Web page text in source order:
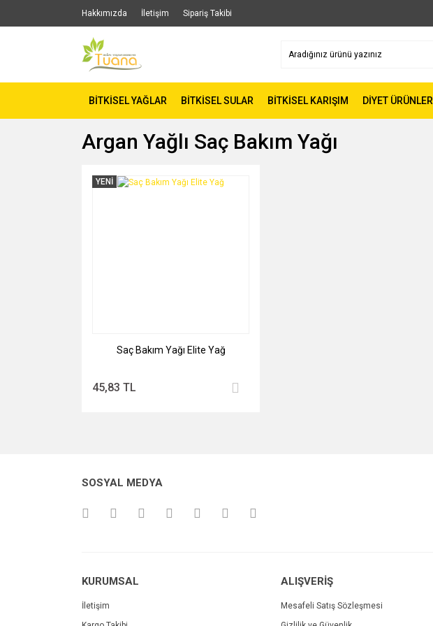
Hakkımızda İletişim Sipariş Takibi
BİTKİSEL YAĞLAR BİTKİSEL SULAR BİTKİSEL KARIŞIM DİYET ÜRÜNLER
Argan Yağlı Saç Bakım Yağı
YENİ
Saç Bakım Yağı Elite Yağ
45,83 TL
SOSYAL MEDYA
KURUMSAL
İletişim
ALIŞVERİŞ
Mesafeli Satış Sözleşmesi